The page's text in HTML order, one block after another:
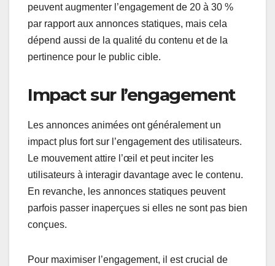
peuvent augmenter l’engagement de 20 à 30 %
par rapport aux annonces statiques, mais cela
dépend aussi de la qualité du contenu et de la
pertinence pour le public cible.
Impact sur l’engagement
Les annonces animées ont généralement un
impact plus fort sur l’engagement des utilisateurs.
Le mouvement attire l’œil et peut inciter les
utilisateurs à interagir davantage avec le contenu.
En revanche, les annonces statiques peuvent
parfois passer inaperçues si elles ne sont pas bien
conçues.
Pour maximiser l’engagement, il est crucial de